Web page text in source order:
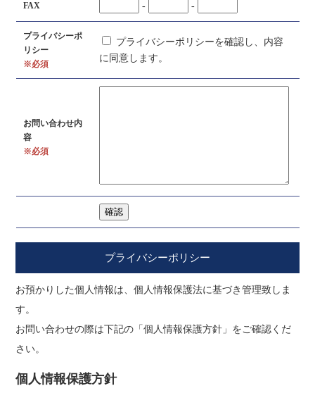
FAX - -
プライバシーポ
リシー
※必須
プライバシーポリシーを確認し、内容
に同意します。
お問い合わせ内
容
※必須
プライバシーポリシー
お預かりした個人情報は、個人情報保護法に基づき管理致しま
す。
お問い合わせの際は下記の「個人情報保護方針」をご確認くだ
さい。
個人情報保護方針